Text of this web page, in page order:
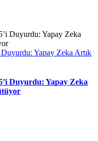
Yapay Zeka Artık
Duyurdu: Yapay Zeka